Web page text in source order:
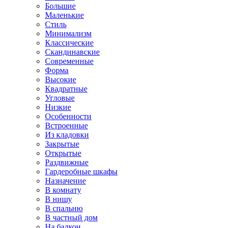
Большие
Маленькие
Стиль
Минимализм
Классические
Скандинавские
Современные
Форма
Высокие
Квадратные
Угловые
Низкие
Особенности
Встроенные
Из кладовки
Закрытые
Открытые
Раздвижные
Гардеробные шкафы
Назначение
В комнату
В нишу
В спальню
В частный дом